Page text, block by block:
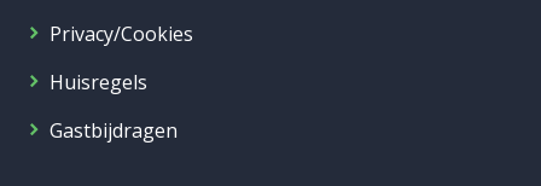
Privacy/Cookies
Huisregels
Gastbijdragen